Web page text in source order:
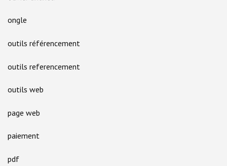
ongle
outils référencement
outils referencement
outils web
page web
paiement
pdf